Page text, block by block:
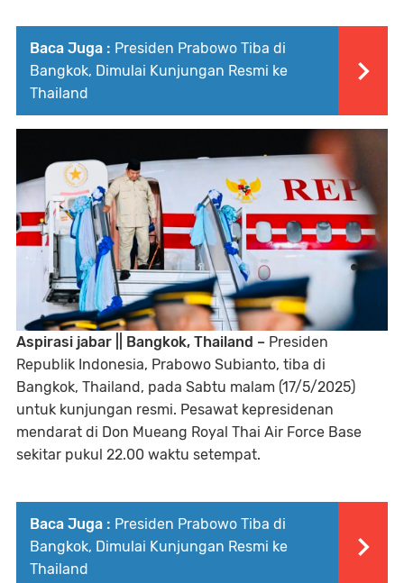
Baca Juga : Presiden Prabowo Tiba di
Bangkok, Dimulai Kunjungan Resmi ke
Thailand
Aspirasi jabar || Bangkok, Thailand – Presiden
Republik Indonesia, Prabowo Subianto, tiba di
Bangkok, Thailand, pada Sabtu malam (17/5/2025)
untuk kunjungan resmi. Pesawat kepresidenan
mendarat di Don Mueang Royal Thai Air Force Base
sekitar pukul 22.00 waktu setempat.
Baca Juga : Presiden Prabowo Tiba di
Bangkok, Dimulai Kunjungan Resmi ke
Thailand